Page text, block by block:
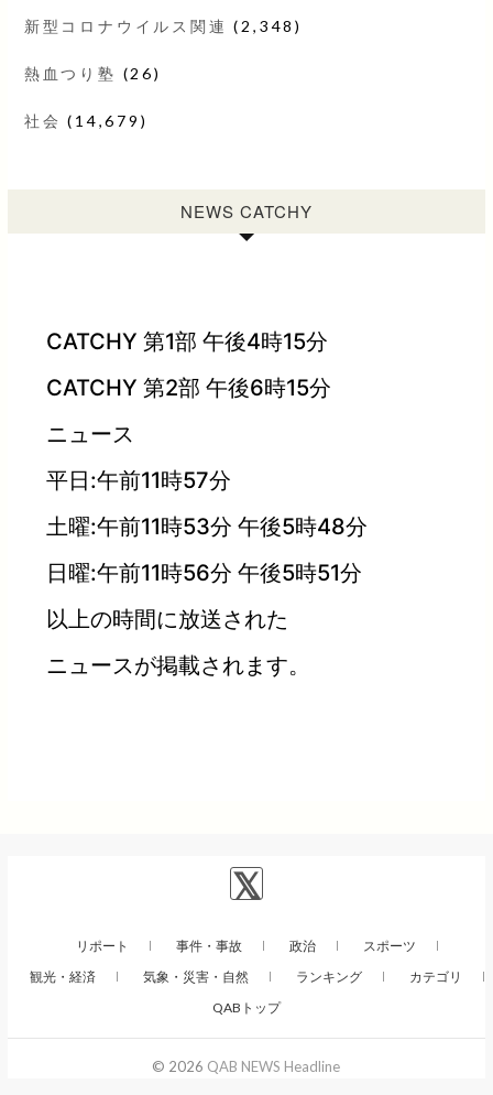
新型コロナウイルス関連 (2,348)
熱血つり塾 (26)
社会 (14,679)
NEWS CATCHY
CATCHY 第1部 午後4時15分
CATCHY 第2部 午後6時15分
ニュース
平日:午前11時57分
土曜:午前11時53分 午後5時48分
日曜:午前11時56分 午後5時51分
以上の時間に放送された
ニュースが掲載されます。
リポート 事件・事故 政治
スポーツ
観光・経済
気象・災害・自然 ランキング
カテゴリ
QABトップ
© 2026 QAB NEWS Headline